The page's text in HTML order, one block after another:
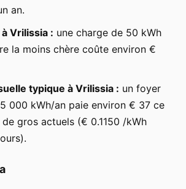
an.
Vrilissia : une charge de 50 kWh
la moins chère coûte environ €
typique à Vrilissia : un foyer
000 kWh/an paie environ € 37 ce
gros actuels (€ 0.1150 /kWh